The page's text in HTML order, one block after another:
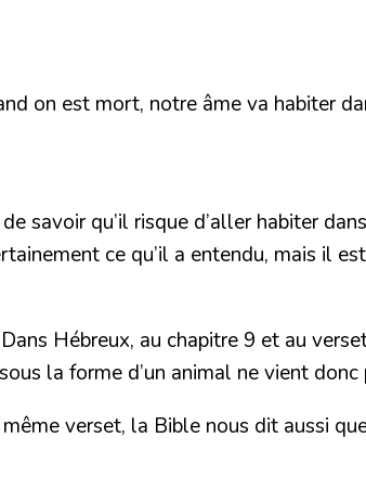
on est mort, notre âme va habiter
savoir qu’il risque d’aller habiter
ce qu’il a entendu, mais il
Hébreux, au chapitre 9 et au
la forme d’un animal ne vient
verset, la Bible nous dit aussi